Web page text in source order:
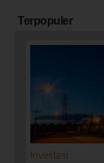
Terpopuler
Investasi